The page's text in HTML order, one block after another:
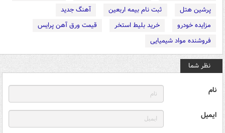
پرشین هتل
ثبت نام بیمه اربعین
آهنگ جدید
مزایده خودرو
خرید بلیط استخر
قیمت ورق آهن پرایس
فروشنده مواد شیمیایی
نظر شما
نام
ایمیل